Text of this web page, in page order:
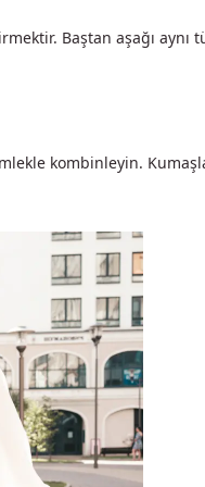
Baştan aşağı aynı
kombinleyin.